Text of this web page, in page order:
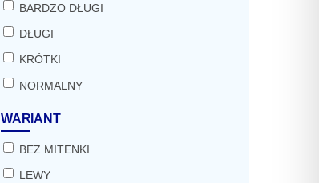
BARDZO DŁUGI
DŁUGI
KRÓTKI
NORMALNY
WARIANT
BEZ MITENKI
LEWY